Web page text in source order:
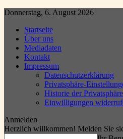
Donnerstag, 6. August 2026
Startseite
Über uns
Mediadaten
Kontakt
Impressum
Datenschutzerklärung
Privatsphäre-
Historie der
Einwilligungen
Anmelden
Herzlich willkommen! Melden Sie